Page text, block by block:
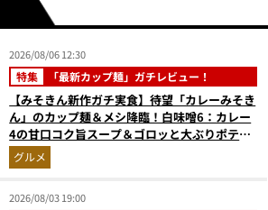
2026/08/06 12:30
特集 「最新カップ麺」ガチレビュー！
【みそきん新作ガチ実食】待望「カレーみそき
ん」のカップ麺＆メシ降臨！白味噌6：カレー
4の甘口コク旨スープ＆ゴロッと大ぶりポテト
に歓喜
グルメ
2026/08/03 19:00